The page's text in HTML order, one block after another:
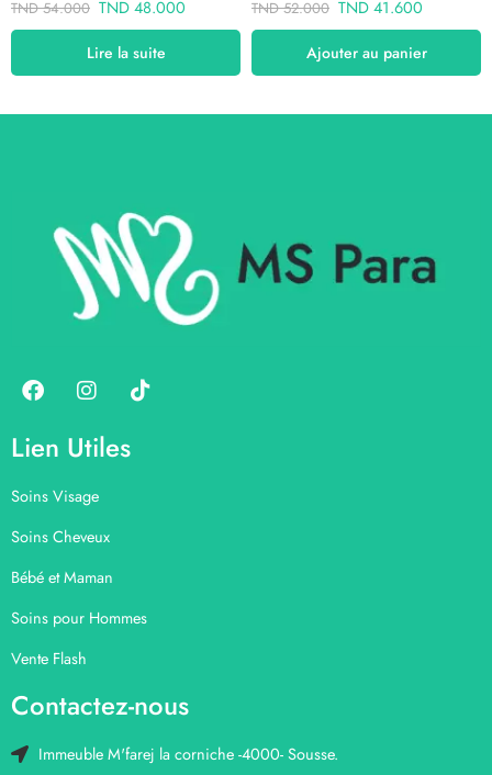
TND54.000 TND48.000
Lire la suite
TND52.000 TND41.600
Ajouter au panier
Lien Utiles
Soins Visage
Soins Cheveux
Bébé et Maman
Soins pour Hommes
Vente Flash
Contactez-nous
Immeuble M'farej la corniche -4000- Sousse.